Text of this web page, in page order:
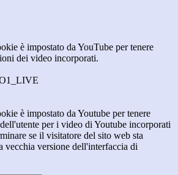
è impostato da YouTube per tenere
dei video incorporati.
è impostato da Youtube per tenere
per i video di Youtube incorporati
se il visitatore del sito web sta
vecchia versione dell'interfaccia di